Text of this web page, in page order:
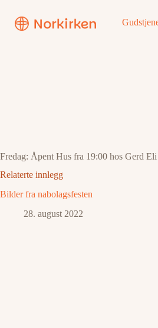
innholdet
Fredag: Åpent Hus fra 19:00 hos Gerd
Relaterte innlegg
Bilder fra nabolagsfesten
28. august 2022